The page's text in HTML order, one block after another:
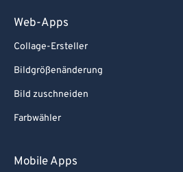
Web-Apps
Collage-Ersteller
Bildgrößenänderung
Bild zuschneiden
Farbwähler
Mobile Apps